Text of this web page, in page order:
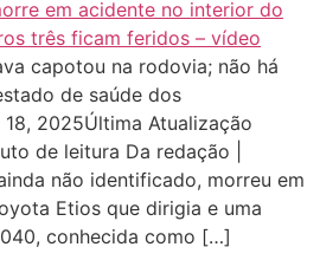
capotou na rodovia; não há
de saúde dos
2025Última Atualização
de leitura Da redação |
não identificado, morreu em
Etios que dirigia e uma
conhecida como […]